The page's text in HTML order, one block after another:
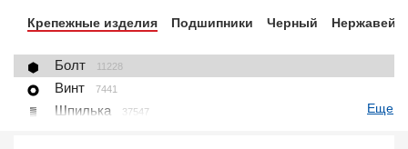
Крепежные изделия Подшипники Черный
Болт 11228
Винт 7441
Шпилька 37547 Еще